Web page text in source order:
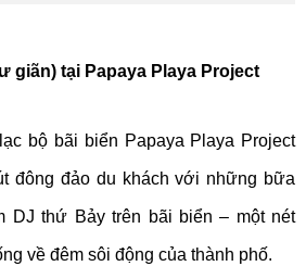
giãn) tại Papaya Playa Project
bộ bãi biển Papaya Playa Project
đông đảo du khách với những bữa
DJ thứ Bảy trên bãi biển – một nét
về đêm sôi động của thành phố.